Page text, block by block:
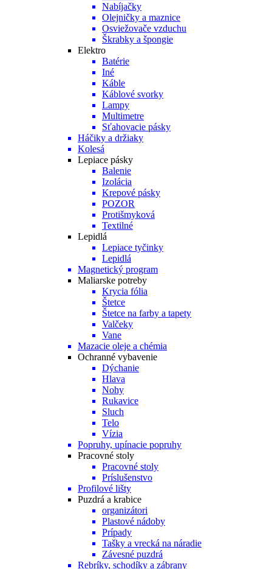
Nabíjačky
Olejničky a maznice
Osviežovače vzduchu
Škrabky a špongie
Elektro
Batérie
Iné
Káble
Káblové svorky
Lampy
Multimetre
Sťahovacie pásky
Háčiky a držiaky
Kolesá
Lepiace pásky
Balenie
Izolácia
Krepové pásky
POZOR
Protišmyková
Textilné
Lepidlá
Lepiace tyčinky
Lepidlá
Magnetický program
Maliarske potreby
Krycia fólia
Štetce
Štetce na farby a tapety
Valčeky
Vane
Mazacie oleje a chémia
Ochranné vybavenie
Dýchanie
Hlava
Nohy
Rukavice
Sluch
Telo
Vízia
Popruhy, upínacie popruhy
Pracovné stoly
Pracovné stoly
Príslušenstvo
Profilové lišty
Puzdrá a krabice
organizátori
Plastové nádoby
Prípady
Tašky a vrecká na náradie
Závesné puzdrá
Rebríky, schodíky a zábrany